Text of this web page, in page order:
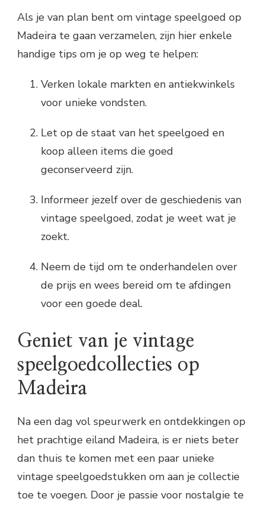
Als je van plan bent om vintage speelgoed op
Madeira te gaan verzamelen, zijn hier enkele
handige tips om je op weg te helpen:
Verken lokale markten en antiekwinkels
voor unieke vondsten.
Let op de staat van het speelgoed en
koop alleen items die goed
geconserveerd zijn.
Informeer jezelf over de geschiedenis van
vintage speelgoed, zodat je weet wat je
zoekt.
Neem de tijd om te onderhandelen over
de prijs en wees bereid om te afdingen
voor een goede deal.
Geniet van je vintage
speelgoedcollecties op
Madeira
Na een dag vol speurwerk en ontdekkingen op
het prachtige eiland Madeira, is er niets beter
dan thuis te komen met een paar unieke
vintage speelgoedstukken om aan je collectie
toe te voegen. Door je passie voor nostalgie te